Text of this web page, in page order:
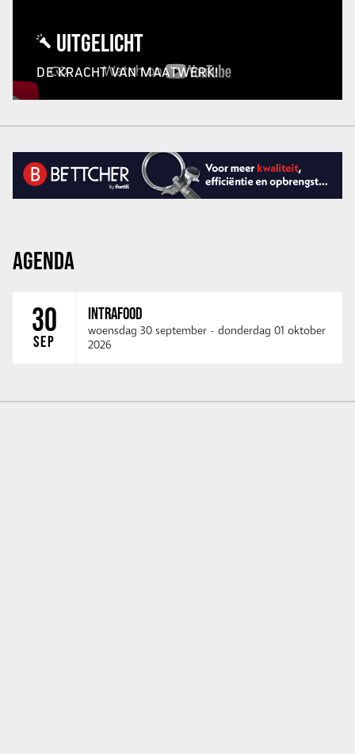
UITGELICHT
DE KRACHT VAN MAATWERK!
AGENDA
30
SEP
INTRAFOOD
woensdag 30 september - donderdag 01 oktober
2026